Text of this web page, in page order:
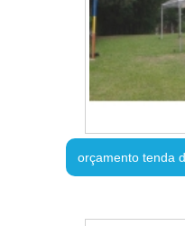
orçamento tenda